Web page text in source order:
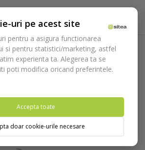
uri pe acest site
pentru a asigura functionarea
si pentru statistici/marketing, astfel
experienta ta. Alegerea ta se
poti modifica oricand preferintele.
Accepta toate
doar cookie-urile necesare
Chirurgie si implantologie
lift Medesy
Instrument sinus/lift
din tara din care accesati website-ul